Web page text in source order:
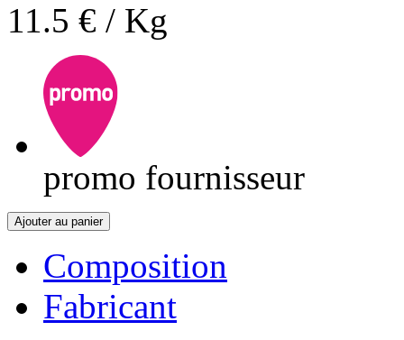
11.5 € / Kg
promo fournisseur
Ajouter au panier
Composition
Fabricant